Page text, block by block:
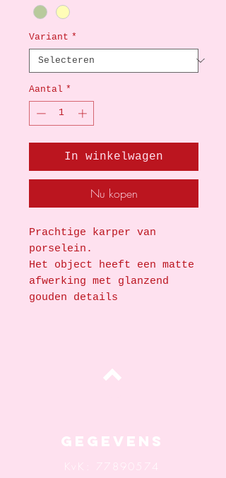
Variant *
Aantal *
In winkelwagen
Nu kopen
Prachtige karper van
porselein.
Het object heeft een matte
afwerking met glanzend
gouden details
Gegevens
KvK:
77890574